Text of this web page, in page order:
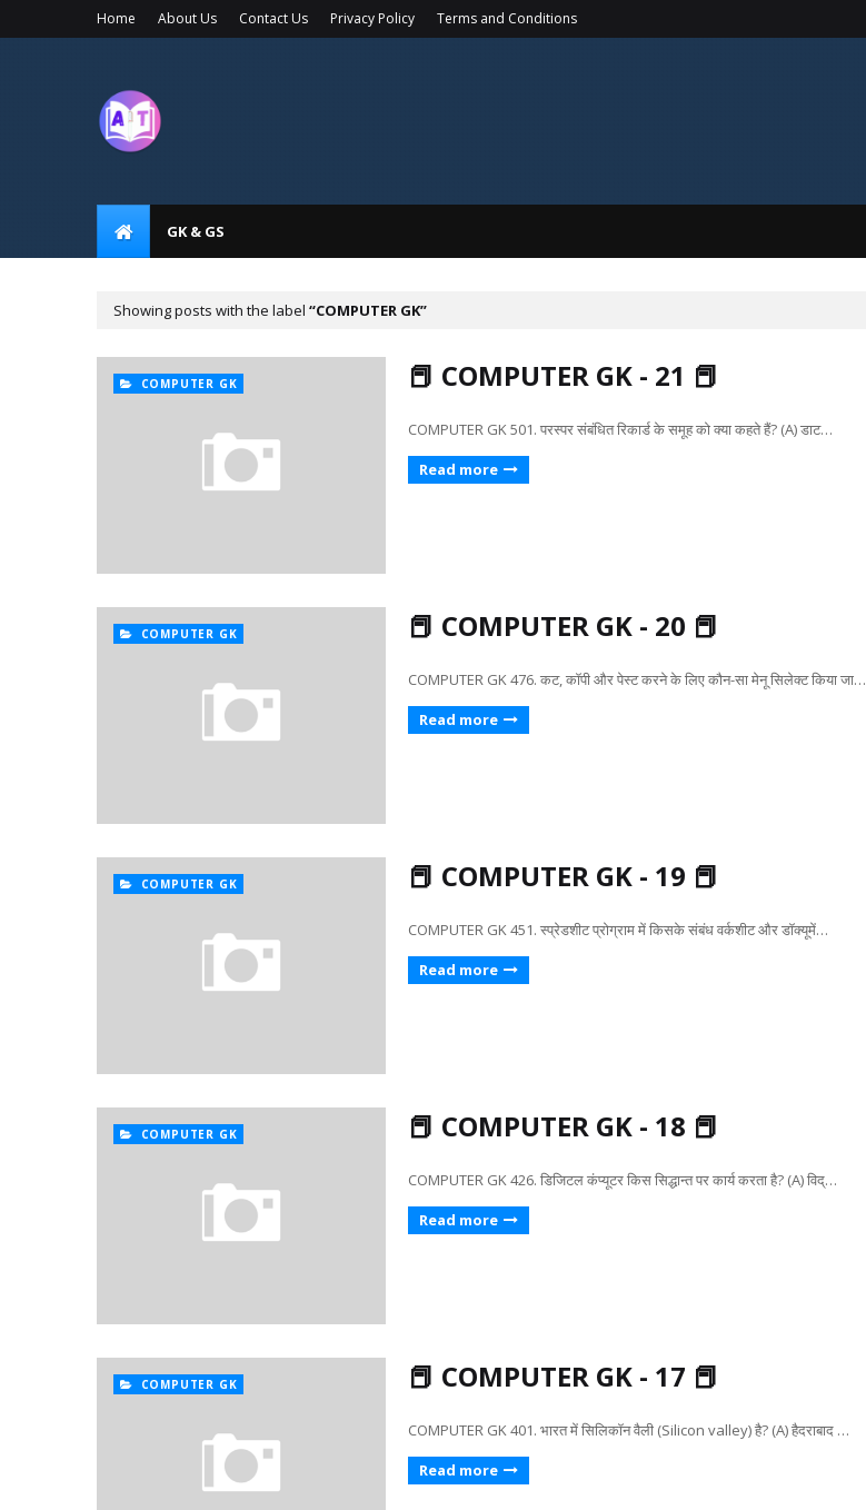
Home About Us Contact Us Privacy Policy Terms and Conditions
GK & GS
Showing posts with the label COMPUTER GK
COMPUTER GK 📕 COMPUTER GK - 21 📕
COMPUTER GK 501. परस्पर संबंधित रिकार्ड के समूह को क्या कहते हैं? (A) डाट…
Read more
COMPUTER GK 📕 COMPUTER GK - 20 📕
COMPUTER GK 476. कट, कॉपी और पेस्ट करने के लिए कौन-सा मेनू सिलेक्ट किया जा…
Read more
COMPUTER GK 📕 COMPUTER GK - 19 📕
COMPUTER GK 451. स्प्रेडशीट प्रोग्राम में किसके संबंध वर्कशीट और डॉक्यूमें…
Read more
COMPUTER GK 📕 COMPUTER GK - 18 📕
COMPUTER GK 426. डिजिटल कंप्यूटर किस सिद्धान्त पर कार्य करता है? (A) विद्…
Read more
COMPUTER GK 📕 COMPUTER GK - 17 📕
COMPUTER GK 401. भारत में सिलिकॉन वैली (Silicon valley) है? (A) हैदराबाद …
Read more